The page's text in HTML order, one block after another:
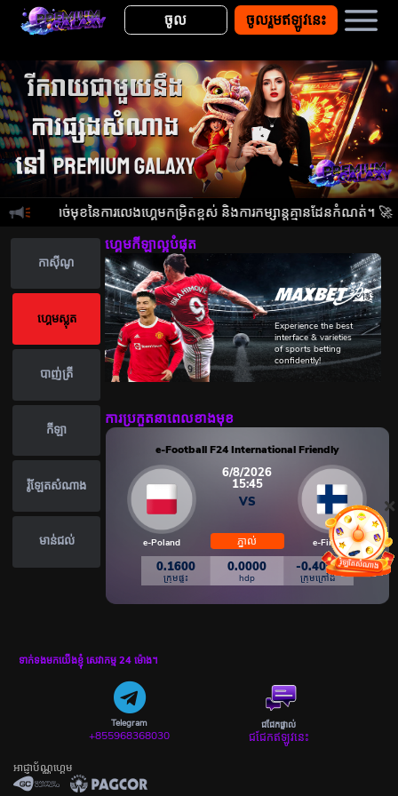
ចូល ចូលរួមឥឡូវនេះ
លែងផ្តាច់មុខនៃការលេងហ្គេមកម្រិតខ្ពស់ និងការកម្សាន្តគ្មានដែនកំណត់។ 🚀
កាស៊ីណូ
ហ្គេមស្លុត
បាញ់ត្រី
កីឡា
រ៉ូឡែតសំណាង
មាន់ជល់
ហ្គេមកីឡាល្អបំផុត
Experience the best
interface & varieties
of sports betting
confidently!
Enjoy one of
the best
sports book in
the market!
ការប្រកួតនាពេលខាងមុខ
e-Wales
-0.5200
e-Football F24 International Friendly
e-Poland
6/8/2026
15:45
VS
ភ្នាល់ e-Finland
0.1600
ក្រុមផ្ទះ
0.0000
hdp
-0.4000
ក្រុមក្រៅដី
ទាក់ទងមកយើងខ្ញុំ សេវាកម្ម 24 ម៉ោង។
Telegram
+855968368030
ជជែកផ្ទាល់
ជជែកឥឡូវនេះ
អាជ្ញាប័ណ្ណហ្គេម